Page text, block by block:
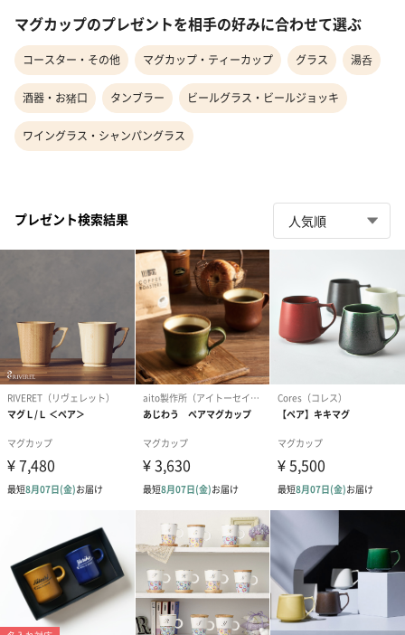
マグカップのプレゼントを相手の好みに合わせて選ぶ
コースター・その他 マグカップ・ティーカップ グラス 湯呑
酒器・お猪口 タンブラー ビールグラス・ビールジョッキ
ワイングラス・シャンパングラス
プレゼント検索結果